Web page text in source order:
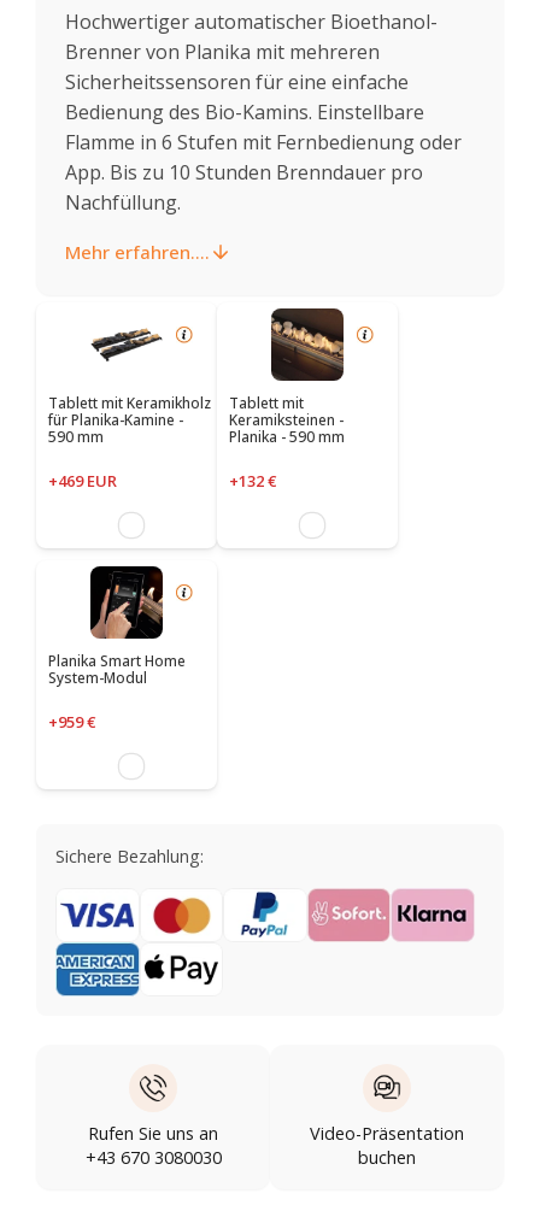
Hochwertiger automatischer Bioethanol-
Brenner von Planika mit mehreren
Sicherheitssensoren für eine einfache
Bedienung des Bio-Kamins. Einstellbare
Flamme in 6 Stufen mit Fernbedienung oder
App. Bis zu 10 Stunden Brenndauer pro
Nachfüllung.
Mehr erfahren....
Tablett mit Keramikholz
für Planika-Kamine -
590 mm
+469 EUR
Tablett mit
Keramiksteinen -
Planika - 590 mm
+132 €
Planika Smart Home
System-Modul
+959 €
Sichere Bezahlung:
Rufen Sie uns an
+43 670 3080030
Video-Präsentation
buchen